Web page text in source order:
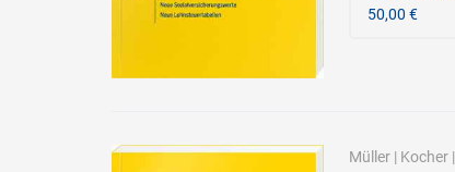
50,00 €
Müller| Kocher|